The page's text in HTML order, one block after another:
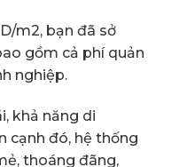
m2, bạn đã sở
gồm cả phí quản
nghiệp.
khả năng di
cạnh đó, hệ thống
thoáng đãng,